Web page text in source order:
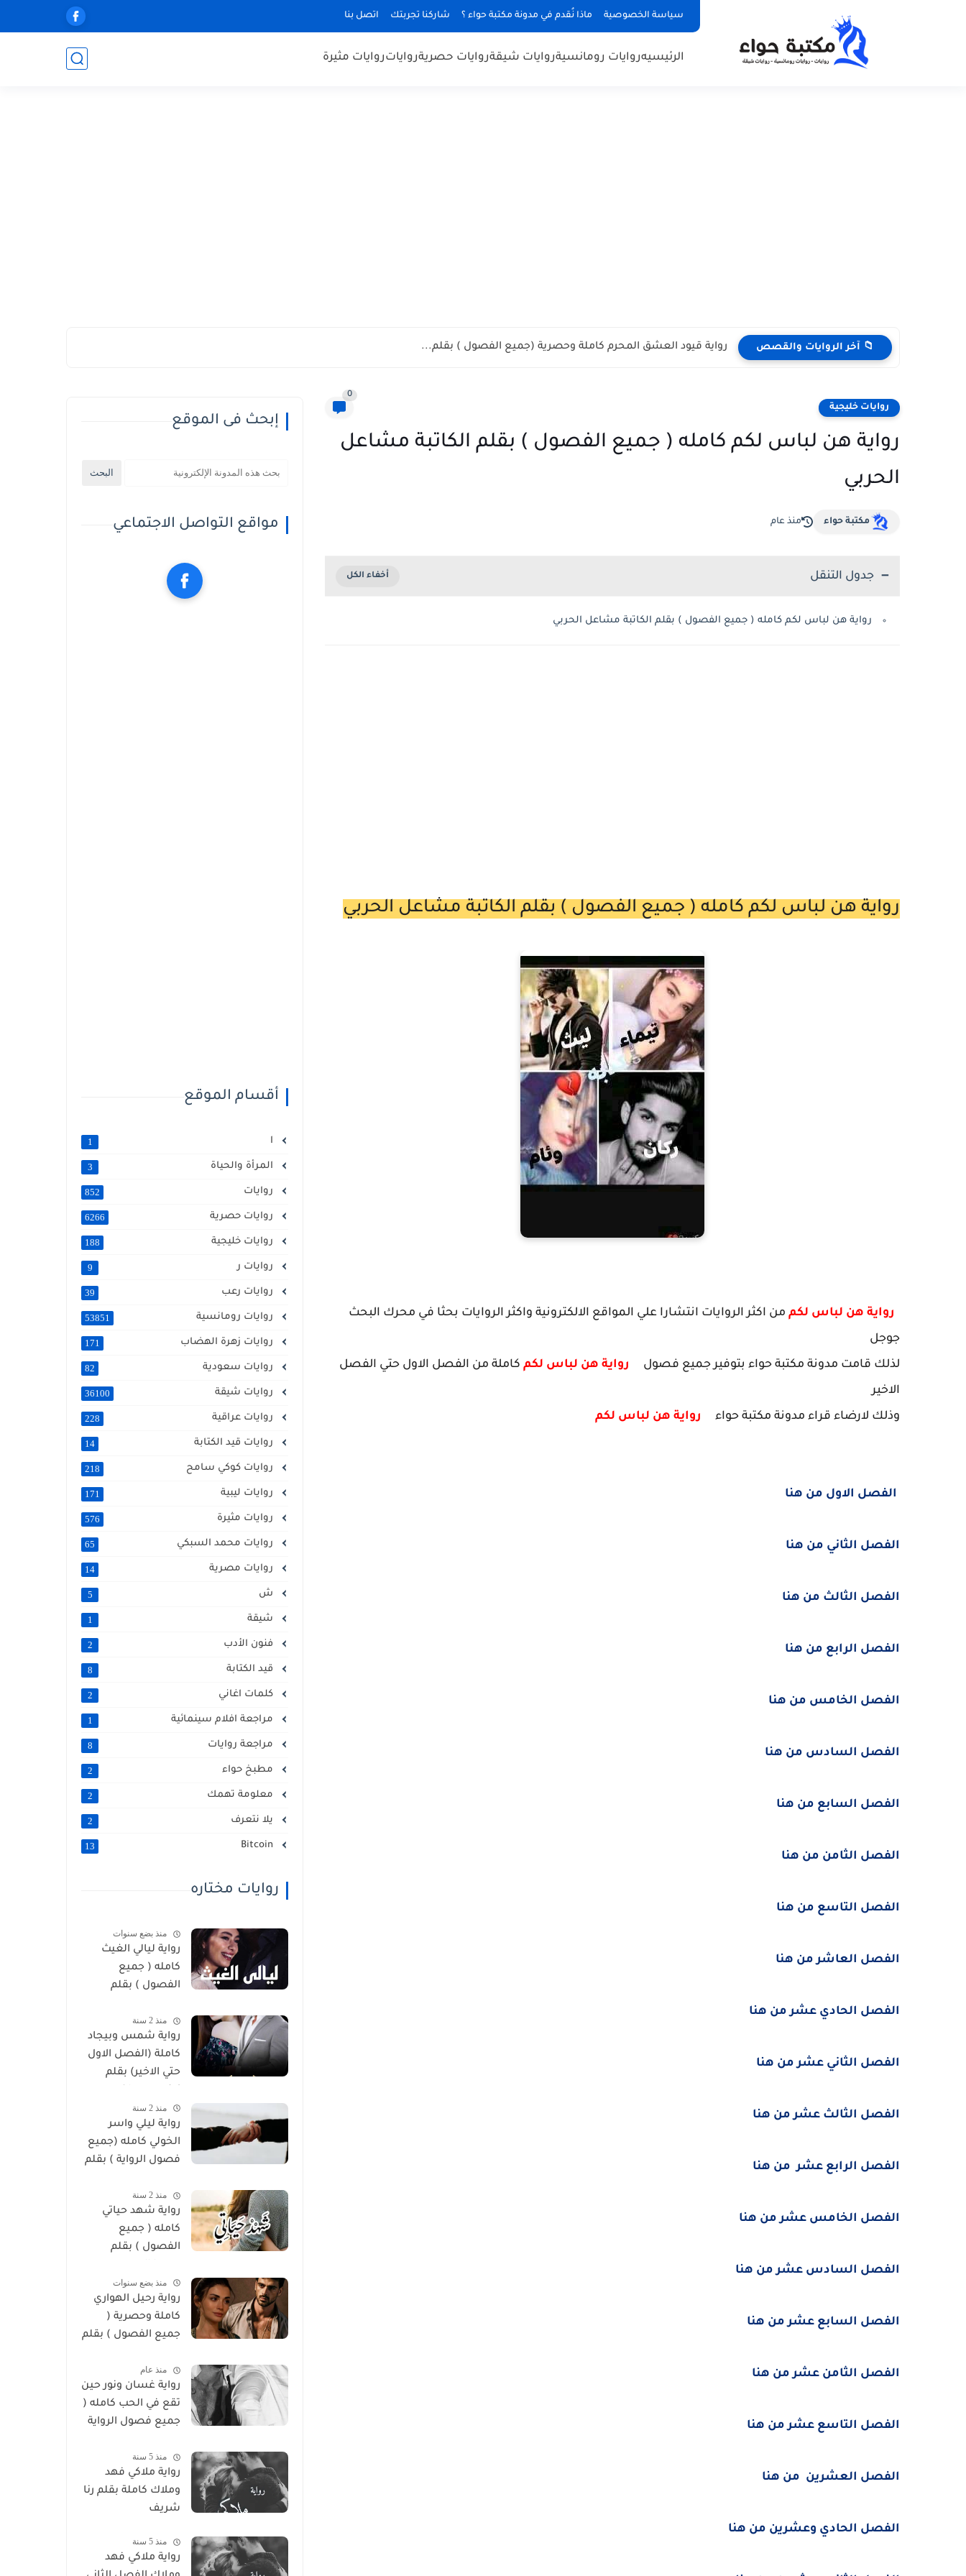
سياسة الخصوصية ماذا نُقدم في مدونة مكتبة حواء ؟ شاركنا تجربتك اتصل بنا
الرئيسيهروايات رومانسيةروايات شيقةروايات حصريةرواياتروايات مثيرة
📁 آخر الروايات والقصص رواية قيود العشق المحرم كاملة وحصرية (جميع الفصول ) بقلم...
روايات خليجية
0
رواية هن لباس لكم كامله ( جميع الفصول ) بقلم الكاتبة مشاعل
الحربي
مكتبة حواء منذ عام
جدول التنقل
رواية هن لباس لكم كامله ( جميع الفصول ) بقلم الكاتبة مشاعل الحربي
رواية هن لباس لكم كامله ( جميع الفصول ) بقلم الكاتبة مشاعل الحربي
رواية هن لباس لكم من اكثر الروايات انتشارا علي المواقع الالكترونية واكثر الروايات بحثا في محرك البحث
جوجل
لذلك قامت مدونة مكتبة حواء بتوفير جميع فصول
رواية هن لباس لكم كاملة من الفصل الاول حتي الفصل
الاخير
وذلك لارضاء قراء مدونة مكتبة حواء
رواية هن لباس لكم
الفصل الاول من هنا
الفصل الثاني من هنا
الفصل الثالث من هنا
الفصل الرابع من هنا
الفصل الخامس من هنا
الفصل السادس من هنا
الفصل السابع من هنا
الفصل الثامن من هنا
الفصل التاسع من هنا
الفصل العاشر من هنا
الفصل الحادي عشر من هنا
الفصل الثاني عشر من هنا
الفصل الثالث عشر من هنا
الفصل الرابع عشر من هنا
الفصل الخامس عشر من هنا
الفصل السادس عشر من هنا
الفصل السابع عشر من هنا
الفصل الثامن عشر من هنا
الفصل التاسع عشر من هنا
الفصل العشرين من هنا
الفصل الحادي وعشرين من هنا
إبحث فى الموقع
مواقع التواصل الاجتماعي
أقسام الموقع
ا 1
المرأة والحياة 3
روايات 852
روايات حصرية 6266
روايات خليجية 188
روايات ر 9
روايات رعب 39
روايات رومانسية 53851
روايات زهرة الهضاب 171
روايات سعودية 82
روايات شيقة 36100
روايات عراقية 228
روايات قيد الكتابة 14
روايات كوكي سامح 218
روايات ليبية 171
روايات مثيرة 576
روايات محمد السبكي 65
روايات مصرية 14
ش 5
شيقة 1
فنون الأدب 2
قيد الكتابة 8
كلمات اغاني 2
مراجعة افلام سينمائية 1
مراجعة روايات 8
مطبخ حواء 2
معلومة تهمك 2
يلا نتعرف 2
13
روايات مختاره
منذ بضع سنوات
رواية ليالي الغيث
كامله ( جميع
الفصول ) بقلم
منذ 2 سنة
رواية شمس وبيجاد
كاملة (الفصل الاول
حتي الاخير) بقلم
منذ 2 سنة
رواية ليلي واسر
الخولي كامله (جميع
فصول الرواية ) بقلم
منذ 2 سنة
رواية شهد حياتي
كامله ( جميع
الفصول ) بقلم
منذ بضع سنوات
رواية رحيل الهواري
كاملة وحصرية (
جميع الفصول ) بقلم
منذ عام
رواية غسان ونور حين
تقع في الحب كامله (
جميع فصول الرواية
منذ 5 سنة
رواية ملاكي فهد
وملاك كاملة بقلم رنا
شريف
منذ 5 سنة
رواية ملاكي فهد